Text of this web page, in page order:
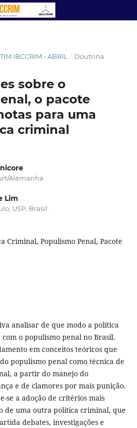
IBCCRIM - ABRIL
/ Doutrina
sobre o
o pacote
para uma
criminal
Alemanha
Lim
USP, Brasil.
Criminal, Populismo Penal, Pacote
analisar de que modo a política
o populismo penal no Brasil.
em conceitos teóricos que
populismo penal como técnica de
a partir do manejo do
e de clamores por mais punição.
se a adoção de critérios mais
de uma outra política criminal, que
debates, investigações e